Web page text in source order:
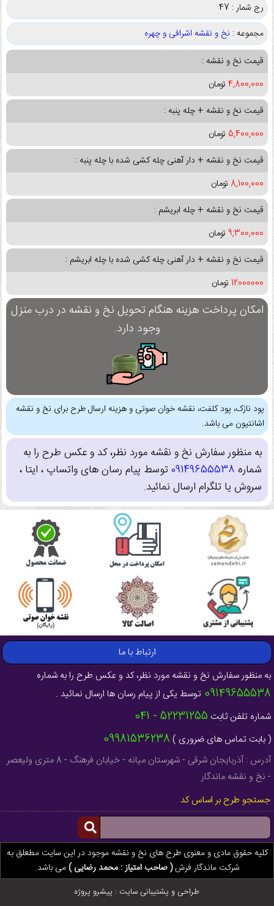
رج شمار : 47
مجموعه : نخ و نقشه اشرافی و چهره
قیمت نخ و نقشه :
4,800,000 تومان
قیمت نخ و نقشه + چله پنبه :
5,400,000 تومان
قیمت نخ و نقشه + دار آهنی چله کشی شده با چله پنبه :
8,100,000 تومان
قیمت نخ و نقشه + چله ابریشم :
9,300,000 تومان
قیمت نخ و نقشه + دار آهنی چله کشی شده با چله ابریشم :
12000000 تومان
امکان پرداخت هزینه هنگام تحویل نخ و نقشه در درب منزل
وجود دارد.
پود نازک، پود کلفت، نقشه خوان صوتی و هزینه ارسال طرح برای نخ و نقشه
اشانتیون می باشد.
به منظور سفارش نخ و نقشه مورد نظر، کد و عکس طرح را به
شماره 09149655538توسط پیام رسان های واتساپ ، ایتا ،
سروش یا تلگرام ارسال نمائید.
ارتباط با ما
به منظور سفارش نخ و نقشه مورد نظر، کد و عکس طرح را به شماره
09149655538 توسط یکی از پیام رسان ها ارسال نمائید .
شماره تلفن ثابت 52231255 - 041
( بابت تماس های ضروری ) 09981536238
آدرس : آذربایجان شرقی - شهرستان میانه - خیابان فرهنگ - 8 متری ولیعصر
- نخ و نقشه ماندگار
جستجو طرح بر اساس کد
کلیه حقوق مادی و معنوی طرح های نخ و نقشه موجود در این سایت مطعلق به
شرکت ماندگار فرش( صاحب امتیاز : محمد رضایی )می باشد.
طراحی و پشتیبانی سایت : پیشرو پروژه